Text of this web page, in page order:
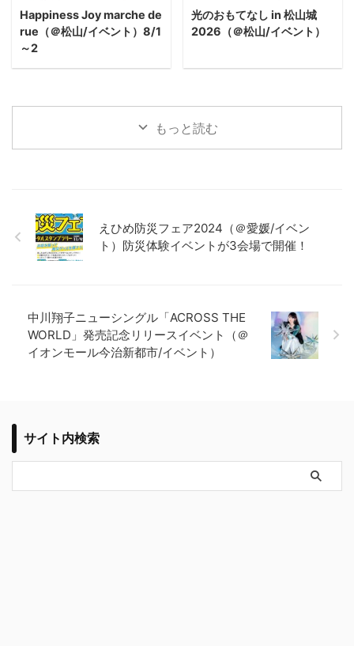
Happiness Joy marche de
rue（＠松山/イベント）8/1
～2
光のおもてなし in 松山城
2026（＠松山/イベント）
もっと読む
えひめ防災フェア2024（＠愛媛/イベン
ト）防災体験イベントが3会場で開催！
中川翔子ニューシングル「ACROSS THE
WORLD」発売記念リリースイベント（＠
イオンモール今治新都市/イベント）
サイト内検索